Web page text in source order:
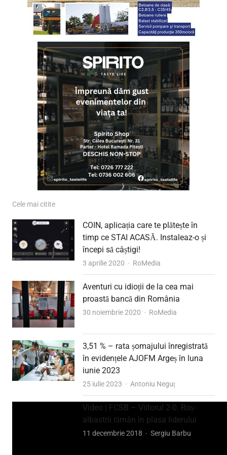
Cele mai citite
COIN, aplicația care te plătește în
timp ce STAI ACASĂ. Instaleaz-o și
începi să câștigi!
3 aprilie 2020 Author
RoMedia
Aventuri cu idioții de la cea mai
proastă bancă din România
30 noiembrie 2020 Author
RoMedia
3,51 % – rata șomajului înregistrată
în evidențele AJOFM Argeș în luna
iunie 2023
25 iulie 2023 Author
Antoniu Neguț
Video | FCSB – Viitorul 2-0. Roș-
albastrii rămân în plasa liderului
11 decembrie 2018 Author
Sergiu Barbu